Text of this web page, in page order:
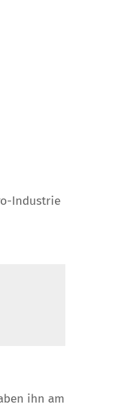
Industrie
ihn am